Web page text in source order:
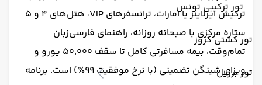
تور ترکیبی تونس
تور کشتی کروز
تور برزیل
ترکیش ایرلاینز یا امارات، ترانسفرهای VIP، هتل‌های ۴ و ۵
ستاره مرکزی با صبحانه روزانه، راهنمای فارسی‌زبان
تمام‌وقت، بیمه مسافرتی کامل تا سقف ۵۰٬۰۰۰ یورو و
ویزای شینگن تضمینی (با نرخ موفقیت ۹۹٪) است. برنامه